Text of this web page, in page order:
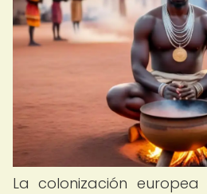
La colonización